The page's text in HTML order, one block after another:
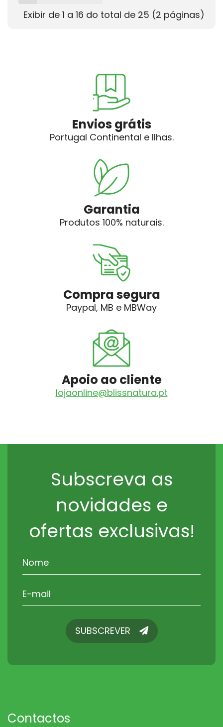
Exibir de 1 a 16 do total de 25 (2 páginas)
Envios grátis
Portugal Continental e Ilhas.
Garantia
Produtos 100% naturais.
Compra segura
Paypal, MB e MBWay
Apoio ao cliente
lojaonline@blissnatura.pt
Subscreva as
novidades e
ofertas exclusivas!
SUBSCREVERSUBSCREVER
Contactos